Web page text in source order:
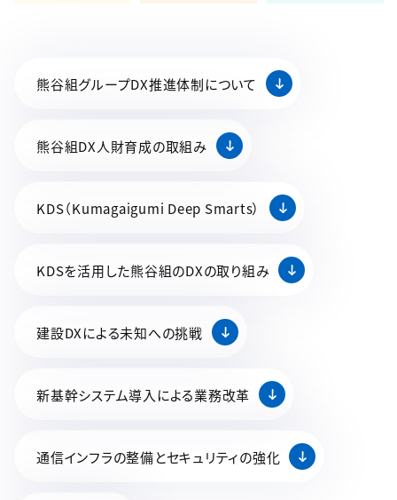
熊谷組グループDX推進体制について
熊谷組DX人財育成の取組み
KDS（Kumagaigumi Deep Smarts）
KDSを活用した熊谷組のDXの取り組み
建設DXによる未知への挑戦
新基幹システム導入による業務改革
通信インフラの整備とセキュリティの強化